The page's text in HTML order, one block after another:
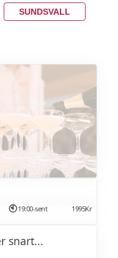
SUNDSVALL
19:00-sent 1995Kr
snart...